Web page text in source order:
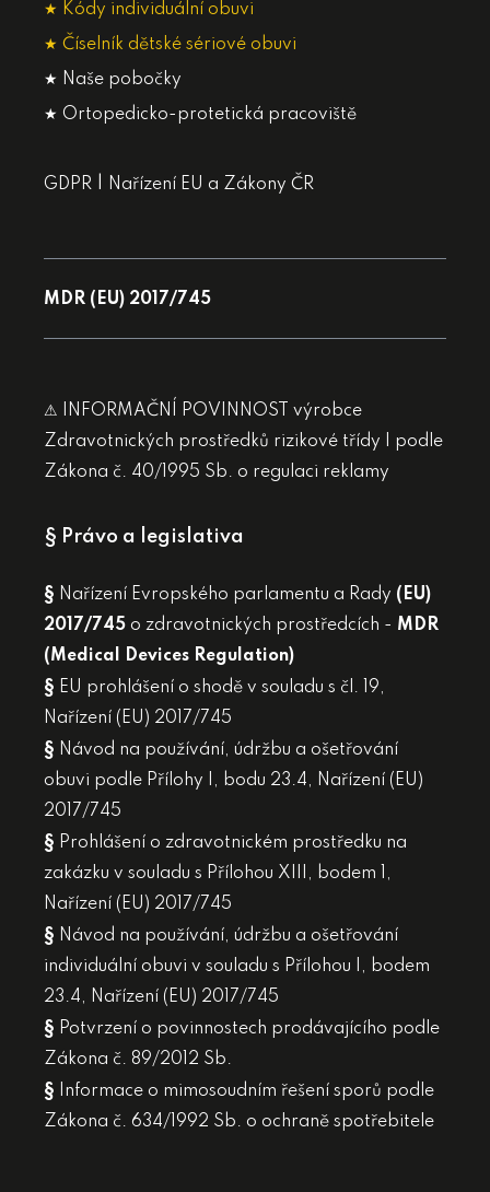
★ Kódy individuální obuvi
★ Číselník dětské sériové obuvi
★ Naše pobočky
★ Ortopedicko-protetická pracoviště
GDPR Nařízení EU a Zákony ČR
MDR (EU) 2017/745
⚠ INFORMAČNÍ POVINNOST výrobce
Zdravotnických prostředků rizikové třídy I podle
Zákona č. 40/1995 Sb. o regulaci reklamy
§ Právo a legislativa
§ Nařízení Evropského parlamentu a Rady (EU)
2017/745 o zdravotnických prostředcích - MDR
(Medical Devices Regulation)
§ EU prohlášení o shodě v souladu s čl. 19,
Nařízení (EU) 2017/745
§ Návod na používání, údržbu a ošetřování
obuvi podle Přílohy I, bodu 23.4, Nařízení (EU)
2017/745
§ Prohlášení o zdravotnickém prostředku na
zakázku v souladu s Přílohou XIII, bodem 1,
Nařízení (EU) 2017/745
§ Návod na používání, údržbu a ošetřování
individuální obuvi v souladu s Přílohou I, bodem
23.4, Nařízení (EU) 2017/745
§ Potvrzení o povinnostech prodávajícího podle
Zákona č. 89/2012 Sb.
§ Informace o mimosoudním řešení sporů podle
Zákona č. 634/1992 Sb. o ochraně spotřebitele